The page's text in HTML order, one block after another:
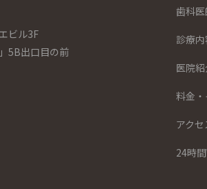
ビル3F
5B出口目の前
歯科
診療
医院
料金
アクセ
24時